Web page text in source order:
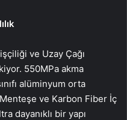
ve Uzay Çağı
550MPa akma
alüminyum orta
ve Karbon Fiber İç
dayanıklı bir yapı